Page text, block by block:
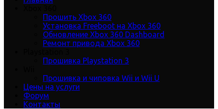
Прошить Xbox 360
Установка Freeboot на Xbox 360
Обновление Xbox 360 Dashboard
Ремонт привода Xbox 360
Прошивка Playstation 3
Прошивка и чиповка Wii и Wii U
Цены на услуги
Форум
Контакты